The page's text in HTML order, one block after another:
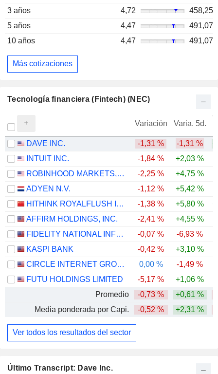
Último Transcript: Dave Inc.
3 años
4,72
458,25
5 años
4,47
491,07
10 años
4,47 491,07
Más cotizaciones
Tecnología financiera (Fintech) (NEC)
Variación Varia. 5d.
DAVE INC. -1,31 % -1,31 %
INTUIT INC.
-1,84 % +2,03 %
ROBINHOOD MARKETS, INC.
-2,25 % +4,75 %
ADYEN N.V.
-1,12 % +5,42 %
HITHINK ROYALFLUSH INFORMATION NETWORK CO., LTD.
-1,38 % +5,80 %
AFFIRM HOLDINGS, INC.
-2,41 % +4,55 %
FIDELITY NATIONAL INFORMATION SERVICES, INC.
-0,07 % -6,93 %
KASPI BANK
-0,42 % +3,10 %
CIRCLE INTERNET GROUP, INC.
0,00 % -1,49 %
FUTU HOLDINGS LIMITED
-5,17 % +1,06 %
Promedio
-0,73 % +0,61 %
Media ponderada por Capi.
-0,52 % +2,31 %
Ver todos los resultados del sector